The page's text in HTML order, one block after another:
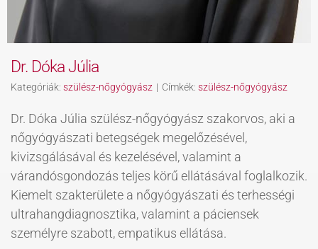
Dr. Dóka Júlia
Kategóriák: szülész-nőgyógyász | Címkék: szülész-nőgyógyász
Dr. Dóka Júlia szülész-nőgyógyász szakorvos, aki a
nőgyógyászati betegségek megelőzésével,
kivizsgálásával és kezelésével, valamint a
várandósgondozás teljes körű ellátásával foglalkozik.
Kiemelt szakterülete a nőgyógyászati és terhességi
ultrahangdiagnosztika, valamint a páciensek
személyre szabott, empatikus ellátása.